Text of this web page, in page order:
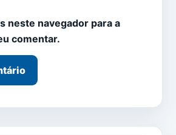
neste navegador para a
comentar.